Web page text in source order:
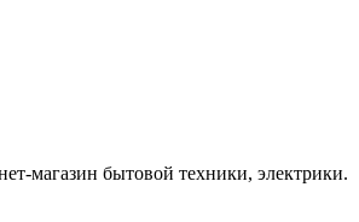
магазин бытовой техники, электрики.